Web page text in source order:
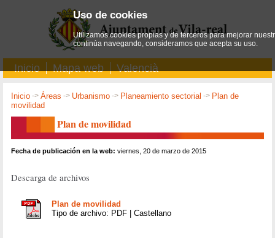
Inicio Mapa web Valencià
Inicio ->Áreas -> Urbanismo -> Planeamiento sectorial -> Plan de
movilidad
Plan de movilidad
Fecha de publicación en la web: viernes, 20 de marzo de 2015
Descarga de archivos
Plan de movilidad
Tipo de archivo: PDF | Castellano
Uso de cookies
Utilizamos cookies propias y de terceros para mejorar
continúa navegando, consideramos que acepta su uso.